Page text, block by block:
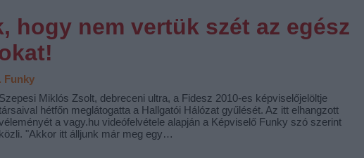
hogy nem vertük szét az egész
Funky
Szepesi Miklós Zsolt, debreceni ultra, a Fidesz 2010-es képviselőjelöltje
hétfőn meglátogatta a Hallgatói Hálózat gyűlését. Az itt elhangzott
a vagy.hu videófelvétele alapján a Képviselő Funky szó szerint
közli. "Akkor itt álljunk már meg egy…